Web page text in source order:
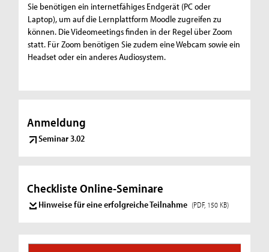
Sie benötigen ein internetfähiges Endgerät (PC oder
Laptop), um auf die Lernplattform Moodle zugreifen zu
können. Die Videomeetings finden in der Regel über Zoom
statt. Für Zoom benötigen Sie zudem eine Webcam sowie ein
Headset oder ein anderes Audiosystem.
Anmeldung
Seminar 3.02
Checkliste Online-Seminare
Hinweise für eine erfolgreiche Teilnahme (PDF, 150 KB)